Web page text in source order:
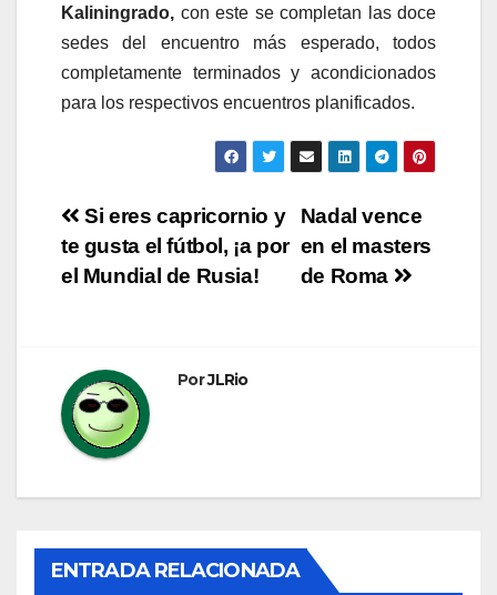
Kaliningrado, con este se completan las doce
sedes del encuentro más esperado, todos
completamente terminados y acondicionados
para los respectivos encuentros planificados.
Navegación
de
Nadal vence
en el masters
de Roma
Si eres capricornio y
te gusta el fútbol, ¡a por
el Mundial de Rusia!
PorJLRio
ENTRADA RELACIONADA